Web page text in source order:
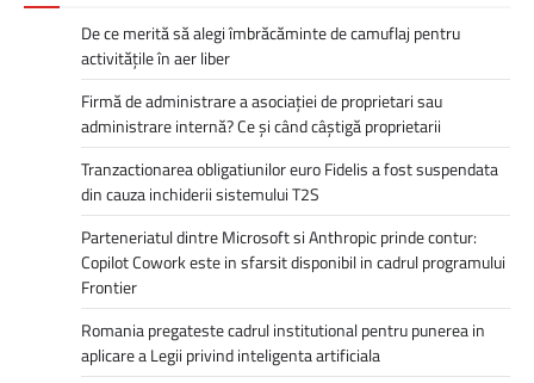
De ce merită să alegi îmbrăcăminte de camuflaj pentru
activitățile în aer liber
Firmă de administrare a asociației de proprietari sau
administrare internă? Ce și când câștigă proprietarii
Tranzactionarea obligatiunilor euro Fidelis a fost suspendata
din cauza inchiderii sistemului T2S
Parteneriatul dintre Microsoft si Anthropic prinde contur:
Copilot Cowork este in sfarsit disponibil in cadrul programului
Frontier
Romania pregateste cadrul institutional pentru punerea in
aplicare a Legii privind inteligenta artificiala